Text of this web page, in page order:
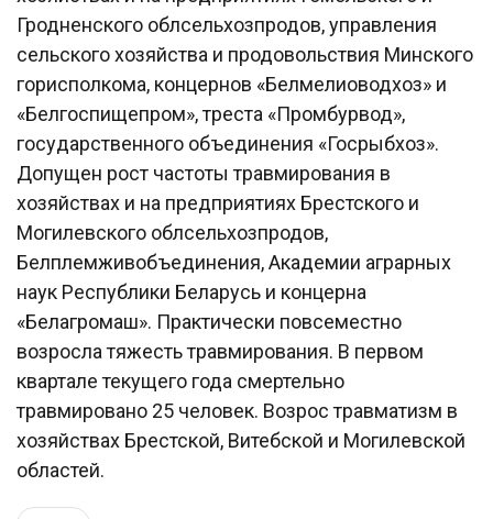
Гродненского облсельхозпродов, управления
сельского хозяйства и продовольствия Минского
горисполкома, концернов «Белмелиоводхоз» и
«Белгоспищепром», треста «Промбурвод»,
государственного объединения «Госрыбхоз».
Допущен рост частоты травмирования в
хозяйствах и на предприятиях Брестского и
Могилевского облсельхозпродов,
Белплемживобъединения, Академии аграрных
наук Республики Беларусь и концерна
«Белагромаш». Практически повсеместно
возросла тяжесть травмирования. В первом
квартале текущего года смертельно
травмировано 25 человек. Возрос травматизм в
хозяйствах Брестской, Витебской и Могилевской
областей.